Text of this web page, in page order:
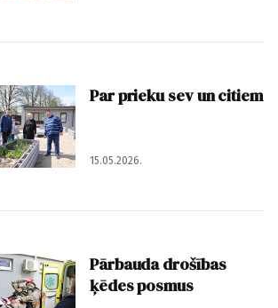
Par prieku sev un citiem
15.05.2026.
Pārbauda drošības
ķēdes posmus